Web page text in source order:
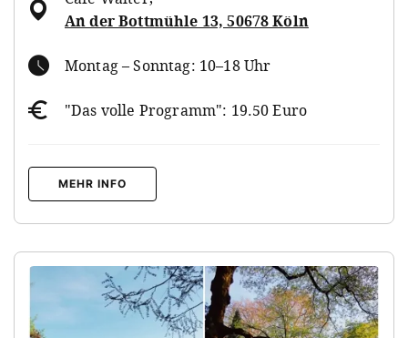
An der Bottmühle 13, 50678 Köln
Montag – Sonntag: 10–18 Uhr
"Das volle Programm": 19.50 Euro
MEHR INFO